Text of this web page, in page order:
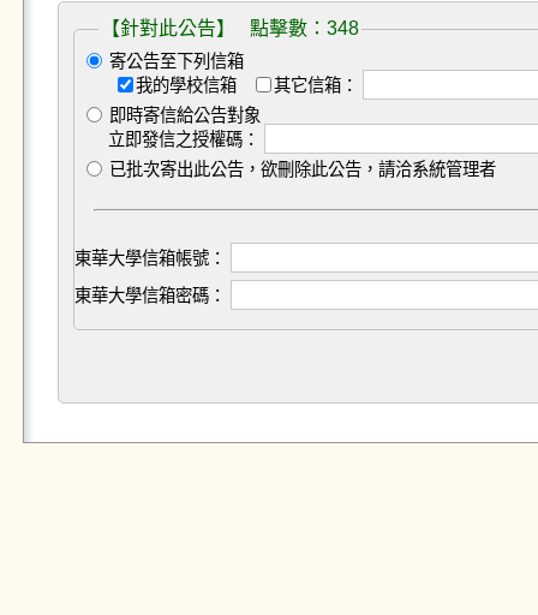
【針對此公告】 點擊數：348
寄公告至下列信箱
我的學校信箱
其它信箱：
即時寄信給公告對象
立即發信之授權碼：
已批次寄出此公告，欲刪除此公告，請洽系統管理者
東華大學信箱帳號：
東華大學信箱密碼：